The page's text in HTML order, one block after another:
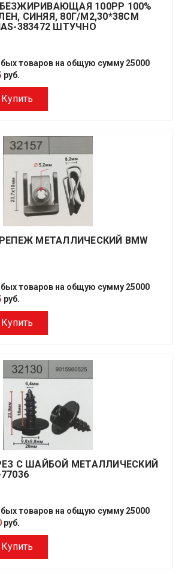
100PP 100%
СИНЯЯ, 80Г/М2,30*38СМ
383472 ШТУЧНО
товаров на общую сумму 25000
руб.
Купить
МЕТАЛЛИЧЕСКИЙ BMW
товаров на общую сумму 25000
руб.
Купить
С ШАЙБОЙ МЕТАЛЛИЧЕСКИЙ
товаров на общую сумму 25000
руб.
Купить